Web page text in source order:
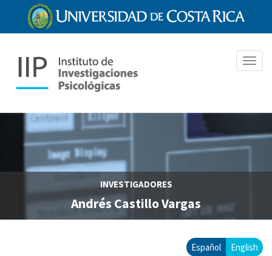
contenido
INVESTIGADORES
Andrés Castillo Vargas
Español English